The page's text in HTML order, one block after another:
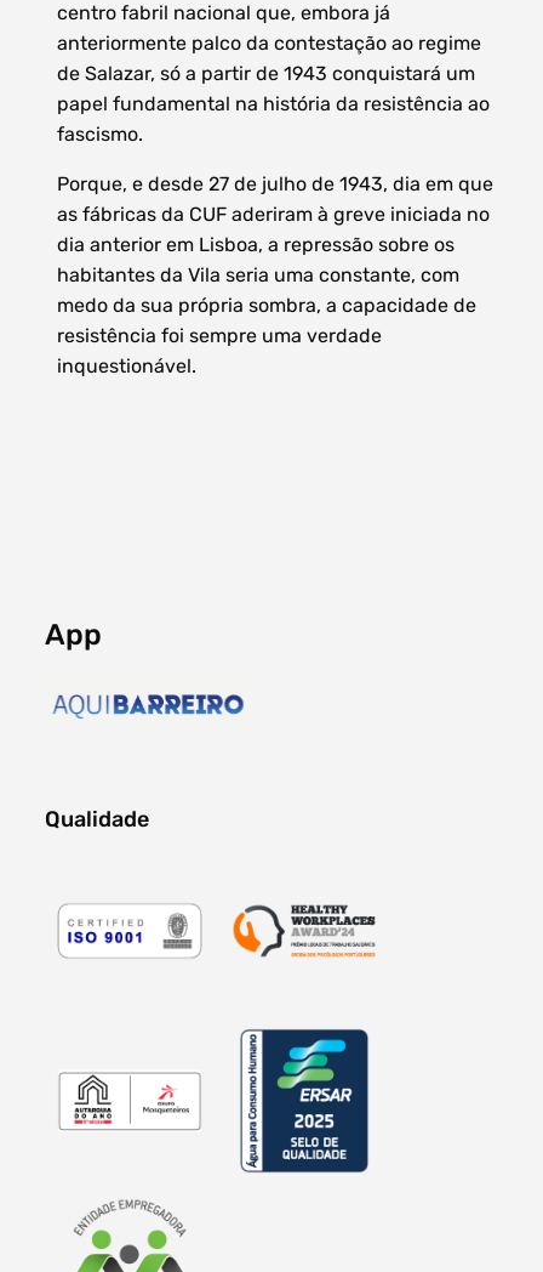
centro fabril nacional que, embora já
anteriormente palco da contestação ao regime
de Salazar, só a partir de 1943 conquistará um
papel fundamental na história da resistência ao
fascismo.
Porque, e desde 27 de julho de 1943, dia em que
as fábricas da CUF aderiram à greve iniciada no
dia anterior em Lisboa, a repressão sobre os
habitantes da Vila seria uma constante, com
medo da sua própria sombra, a capacidade de
resistência foi sempre uma verdade
inquestionável.
App
Qualidade